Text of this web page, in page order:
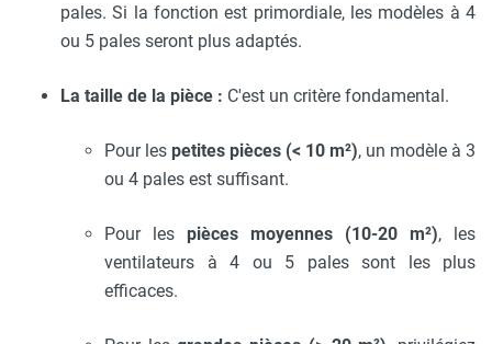
pales. Si la fonction est primordiale, les modèles à 4
ou 5 pales seront plus adaptés.
La taille de la pièce : C'est un critère fondamental.
Pour les petites pièces (< 10 m²), un modèle à 3
ou 4 pales est suffisant.
Pour les pièces moyennes (10-20 m²), les
ventilateurs à 4 ou 5 pales sont les plus
efficaces.